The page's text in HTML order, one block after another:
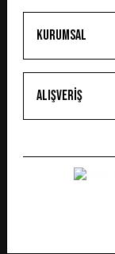
Kurumsal
Alışveriş